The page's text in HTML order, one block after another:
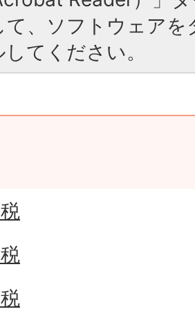
て、ソフトウェア
てください。